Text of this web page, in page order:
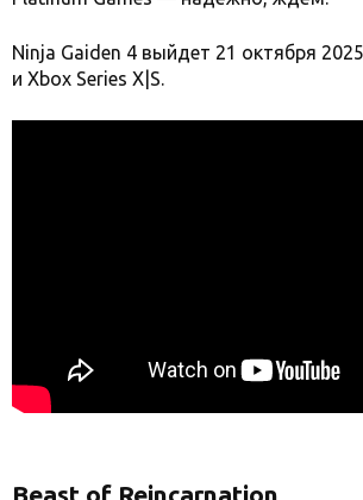
Ninja Gaiden 4 выйдет 21 октября
и Xbox Series X|S.